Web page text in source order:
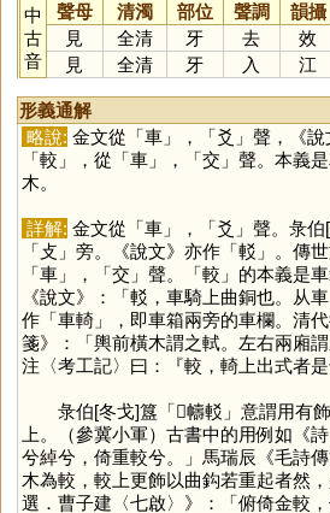
中
古
音
聲母 清濁 部位 聲調 韻攝
見
全清 牙 去 效
見
全清 牙 入 江
形義通解
略說: 金文從「車」，「爻 」聲，《
「較 」，從「車」，「交 」聲。本義
木。
詳解: 金文從「車」，「爻 」聲。彔
「攴 」旁。《說文》亦作「䡈 」。傳
「車」，「交 」聲。「較 」的本義是
《說文》：「䡈，車騎上曲銅也。从
作「車輢」，即車箱兩旁的車欄。清
箋》：「輿前橫木謂之軾。左右兩廂
注〈考工記〉曰：『較，輢上出式者是
彔伯[冬戈]簋「𠦪幬䡈」意謂用有
上。（參冀小軍）古書中的用例如《
兮綽兮，倚重較兮。」馬瑞辰《毛詩
木為較，較上更飾以曲鈎若重起者然
選．曹子建〈七啟〉》：「俯倚金較，